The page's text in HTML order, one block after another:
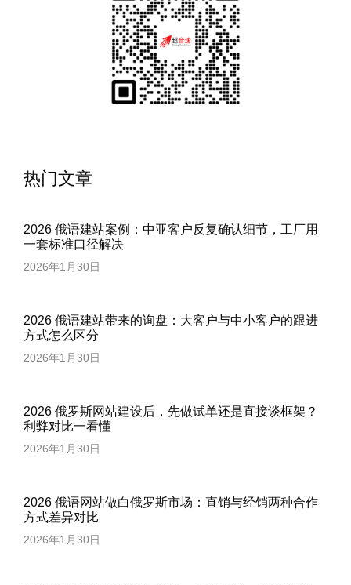
热门文章
2026 俄语建站案例：中亚客户反复确认细节，工厂用
一套标准口径解决
2026年1月30日
2026 俄语建站带来的询盘：大客户与中小客户的跟进
方式怎么区分
2026年1月30日
2026 俄罗斯网站建设后，先做试单还是直接谈框架？
利弊对比一看懂
2026年1月30日
2026 俄语网站做白俄罗斯市场：直销与经销两种合作
方式差异对比
2026年1月30日